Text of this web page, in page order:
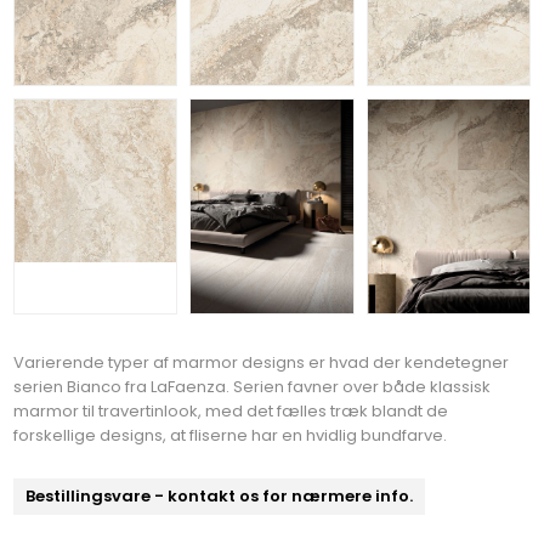
Varierende typer af marmor designs er hvad der kendetegner
serien Bianco fra LaFaenza. Serien favner over både klassisk
marmor til travertinlook, med det fælles træk blandt de
forskellige designs, at fliserne har en hvidlig bundfarve.
Bestillingsvare - kontakt os for nærmere info.